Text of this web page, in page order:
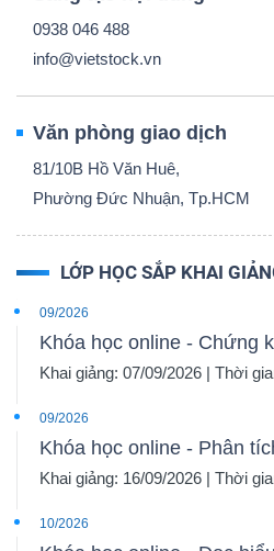
0938 046 488
info@vietstock.vn
Văn phòng giao dịch
81/10B Hồ Văn Huê,
Phường Đức Nhuận, Tp.HCM
LỚP HỌC SẮP KHAI
09/2026
Khóa học online - Chứng
Khai giảng: 07/09/2026 | Thời
09/2026
Khóa học online - Phân
Khai giảng: 16/09/2026 | Thời
10/2026